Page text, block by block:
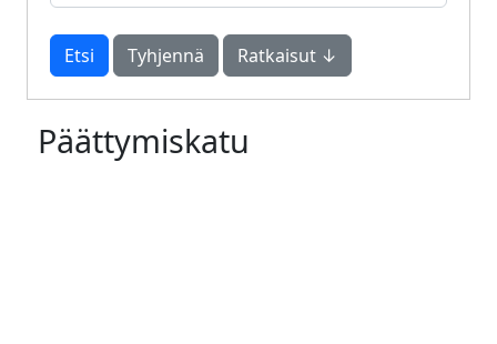
Tyhjennä Ratkaisut ↓
Päättymiskatu